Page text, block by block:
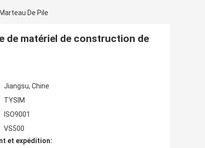
De Pile
de matériel de construction de
Jiangsu, Chine
TYSIM
ISO9001
VS500
et expédition: